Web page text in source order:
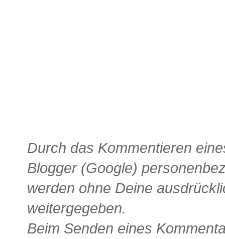
Durch das Kommentieren
Blogger (Google)
werden ohne Deine
weitergegeben.
Beim Senden eines